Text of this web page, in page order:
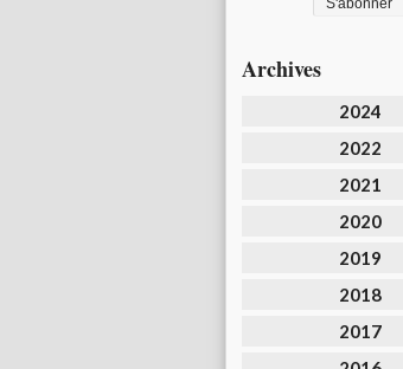
Archives
2024
2022
2021
2020
2019
2018
2017